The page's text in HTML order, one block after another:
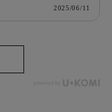
つに収納できるんで
だけではな
チカラで！HOT HOT
てしまった時、 温か
2025/06/11